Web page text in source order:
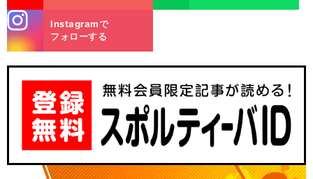
m
Instagramで
フォローする